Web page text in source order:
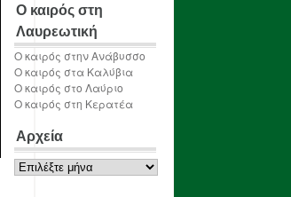
Ο καιρός στη
Λαυρεωτική
Ο καιρός στην Ανάβυσσο
Ο καιρός στα Καλύβια
Ο καιρός στο Λαύριο
Ο καιρός στη Κερατέα
Αρχεία
Αρχεία